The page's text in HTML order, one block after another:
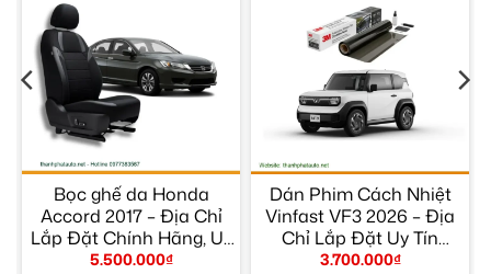
Bọc ghế da Honda
Accord 2017 – Địa Chỉ
Lắp Đặt Chính Hãng, Uy
Tín TPHCM
5.500.000₫
Dán Phim Cách Nhiệt
Vinfast VF3 2026 – Địa
Chỉ Lắp Đặt Uy Tín
TPHCM
3.700.000₫